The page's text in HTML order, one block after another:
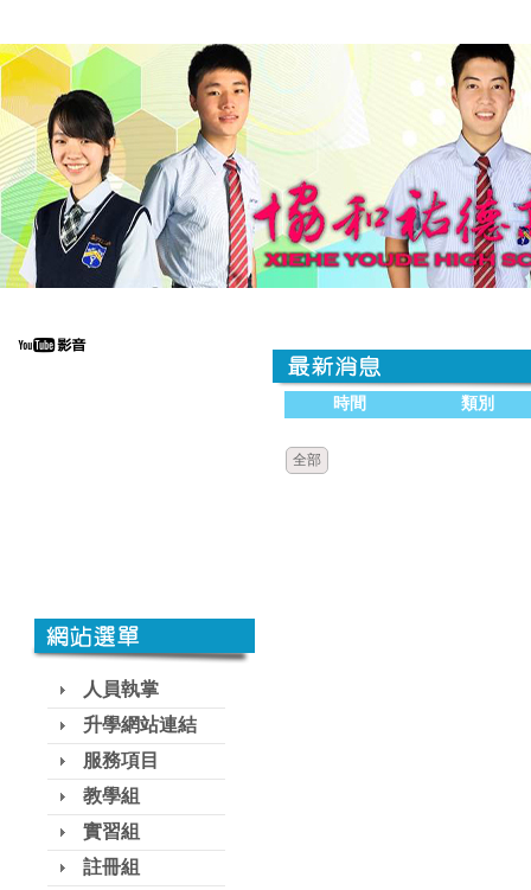
人員執掌
升學網站連結
服務項目
教學組
實習組
註冊組
時間 類別
全部